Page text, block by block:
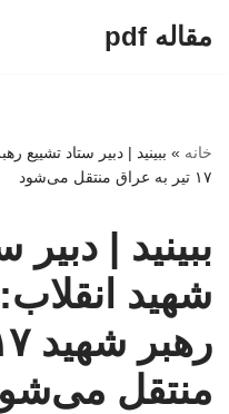
مقاله pdf
خانه » ببینید | دبیر ستاد تشییع
۱۷ تیر به عراق منتقل می‌شود
ببینید | دبیر
شهید
منتقل